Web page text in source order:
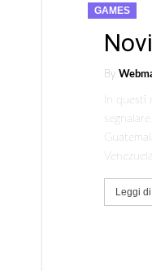
GAMES
By
In questi
Leggi